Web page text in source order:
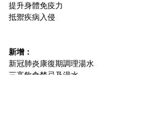
提升身體免疫力
抵禦疾病入侵
新增：
新冠肺炎康復期調理湯水
三高飲食禁忌及湯水